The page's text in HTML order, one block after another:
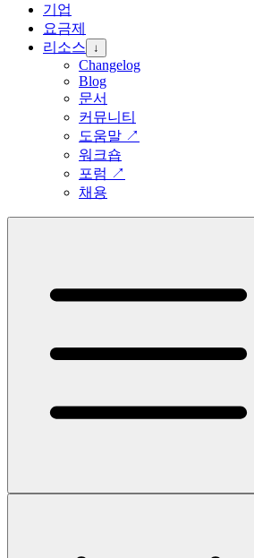
기업
요금제
리소스
↓
Changelog
Blog
문서
커뮤니티
도움말 ↗
워크숍
포럼 ↗
채용